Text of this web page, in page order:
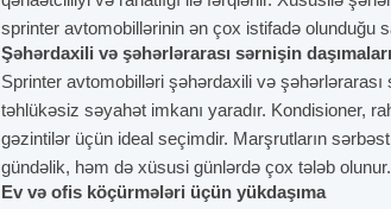
sprinter avtomobillərinin ən çox istifadə olunduğu
Şəhərdaxili və şəhərlərarası sərnişin daşımaları
Sprinter avtomobilləri şəhərdaxili və
təhlükəsiz səyahət imkanı yaradır. Kondisioner,
gəzintilər üçün ideal seçimdir. Marşrutların
gündəlik, həm də xüsusi günlərdə çox tələb olunur.
Ev və ofis köçürmələri üçün yükdaşıma